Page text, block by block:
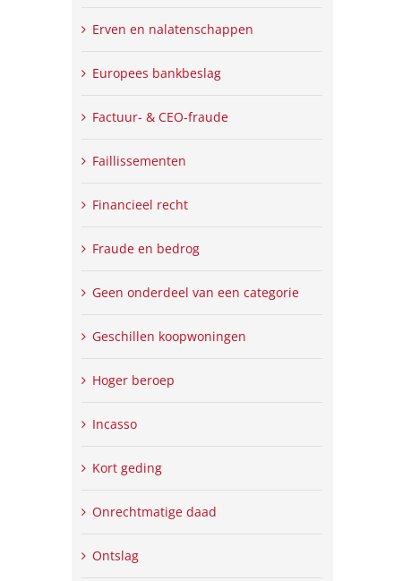
Erven en nalatenschappen
Europees bankbeslag
Factuur- & CEO-fraude
Faillissementen
Financieel recht
Fraude en bedrog
Geen onderdeel van een categorie
Geschillen koopwoningen
Hoger beroep
Incasso
Kort geding
Onrechtmatige daad
Ontslag